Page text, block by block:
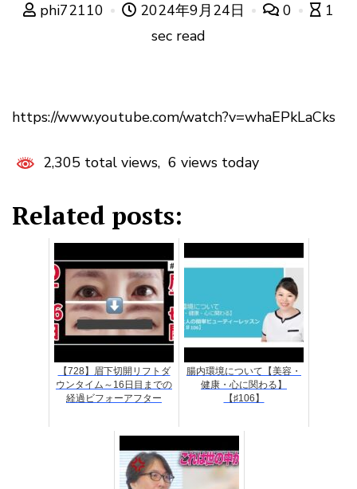
phi72110 2024年9月24日 0
1
sec read
https://www.youtube.com/watch?v=whaEPkLaCks
2,305 total views, 6 views today
Related posts:
【728】眉下切開リフトダ
ウンタイム～16日目までの
経過ビフォーアフター
腸内環境について【美容・
健康・心に関わる】
【♯106】